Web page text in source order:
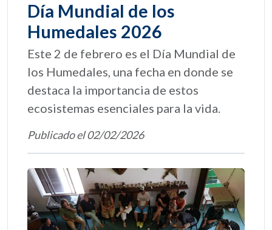
Día Mundial de los
Humedales 2026
Este 2 de febrero es el Día Mundial de
los Humedales, una fecha en donde se
destaca la importancia de estos
ecosistemas esenciales para la vida.
Publicado el 02/02/2026